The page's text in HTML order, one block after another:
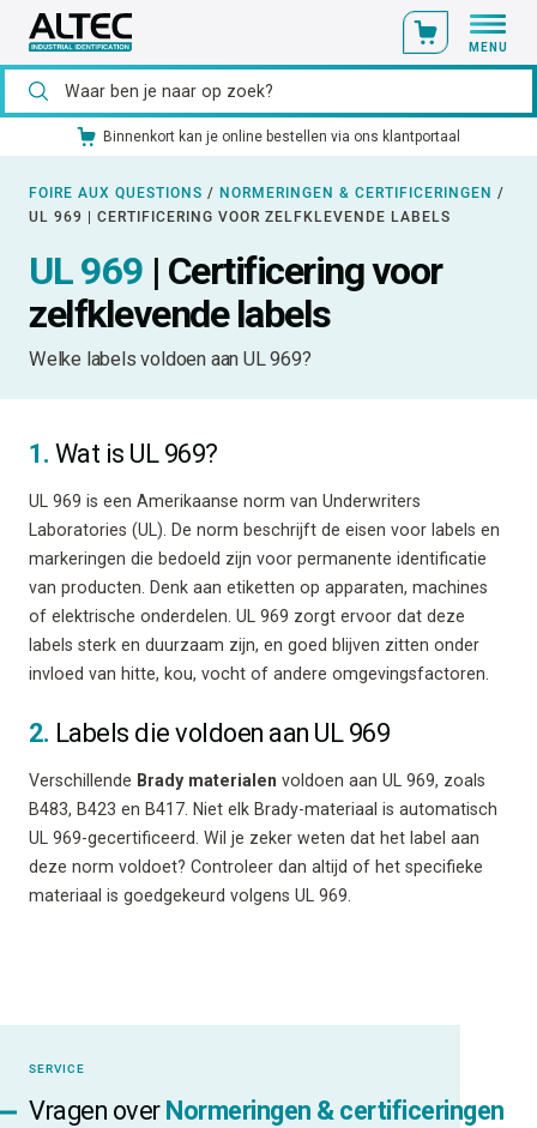
MENU
Binnenkort kan je online bestellen via ons klantportaal
FOIRE AUX QUESTIONS / NORMERINGEN & CERTIFICERINGEN /
UL 969 | CERTIFICERING VOOR ZELFKLEVENDE LABELS
UL 969 | Certificering voor
zelfklevende labels
Welke labels voldoen aan UL 969?
1. Wat is UL 969?
UL 969 is een Amerikaanse norm van Underwriters
Laboratories (UL). De norm beschrijft de eisen voor labels en
markeringen die bedoeld zijn voor permanente identificatie
van producten. Denk aan etiketten op apparaten, machines
of elektrische onderdelen. UL 969 zorgt ervoor dat deze
labels sterk en duurzaam zijn, en goed blijven zitten onder
invloed van hitte, kou, vocht of andere omgevingsfactoren.
2. Labels die voldoen aan UL 969
Verschillende Brady materialen voldoen aan UL 969, zoals
B483, B423 en B417. Niet elk Brady-materiaal is automatisch
UL 969-gecertificeerd. Wil je zeker weten dat het label aan
deze norm voldoet? Controleer dan altijd of het specifieke
materiaal is goedgekeurd volgens UL 969.
SERVICE
Vragen over Normeringen & certificeringen